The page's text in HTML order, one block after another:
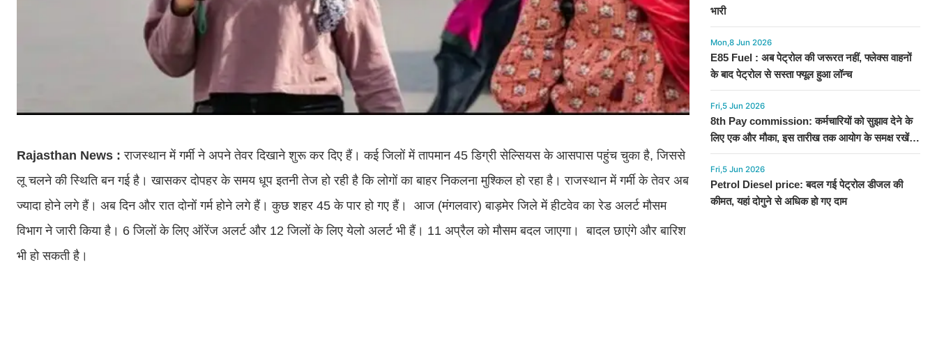
Rajasthan News :राजस्थान में गर्मी ने अपने तेवर दिखाने शुरू कर दिए हैं। कई जिलों में तापमान 45 डिग्री सेल्सियस के आसपास पहुंच चुका है, जिससे
लू चलने की स्थिति बन गई है। खासकर दोपहर के समय धूप इतनी तेज हो रही है कि लोगों का बाहर निकलना मुश्किल हो रहा है। राजस्थान में गर्मी के तेवर अब
ज्यादा होने लगे हैं। अब दिन और रात दोनों गर्म होने लगे हैं। कुछ शहर 45 के पार हो गए हैं। आज (मंगलवार) बाड़मेर जिले में हीटवेव का रेड अलर्ट मौसम
विभाग ने जारी किया है। 6 जिलों के लिए ऑरेंज अलर्ट और 12 जिलों के लिए येलो अलर्ट भी हैं। 11 अप्रैल को मौसम बदल जाएगा। बादल छाएंगे और बारिश
भी हो सकती है।
भारी
Mon,8 Jun 2026
E85 Fuel : अब पेट्रोल की जरूरत नहीं, फ्लेक्स वाहनों
के बाद पेट्रोल से सस्ता फ्यूल हुआ लॉन्च
Fri,5 Jun 2026
8th Pay commission: कर्मचारियों को सुझाव देने के
लिए एक और मौका, इस तारीख तक आयोग के समक्ष रखें
अपनी बात
Fri,5 Jun 2026
Petrol Diesel price: बदल गई पेट्रोल डीजल की
कीमत, यहां दोगुने से अधिक हो गए दाम